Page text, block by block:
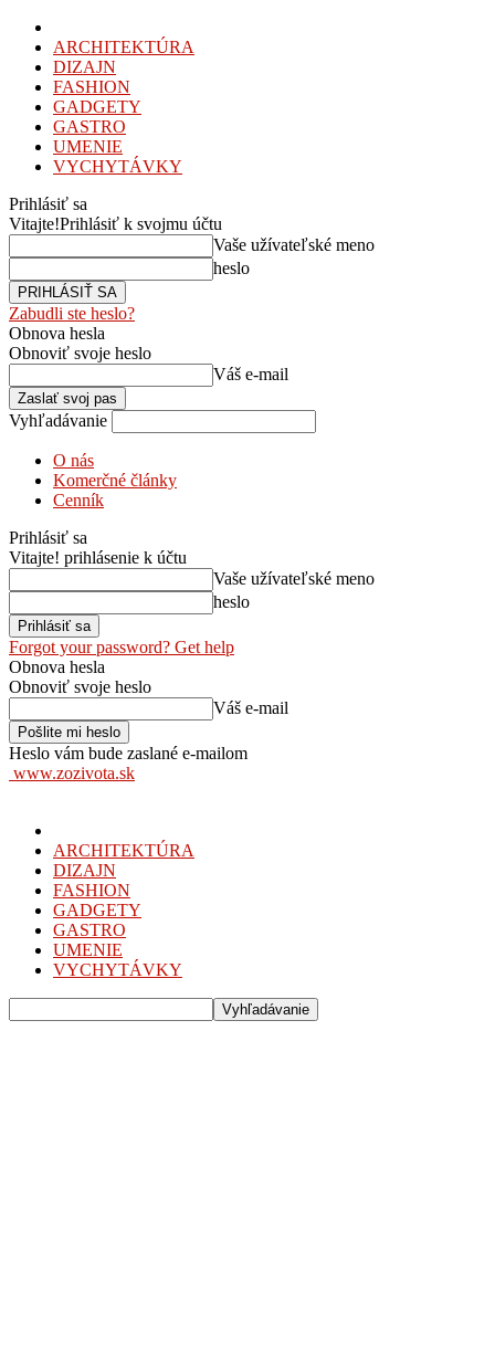
ARCHITEKTÚRA
DIZAJN
FASHION
GADGETY
GASTRO
UMENIE
VYCHYTÁVKY
Prihlásiť sa
Vitajte!Prihlásiť k svojmu účtu
Vaše užívateľské meno
heslo
Zabudli ste heslo?
Obnova hesla
Obnoviť svoje heslo
Váš e-mail
Vyhľadávanie
O nás
Komerčné články
Cenník
Prihlásiť sa
Vitajte! prihlásenie k účtu
Vaše užívateľské meno
heslo
Forgot your password? Get help
Obnova hesla
Obnoviť svoje heslo
Váš e-mail
Heslo vám bude zaslané e-mailom
www.zozivota.sk
ARCHITEKTÚRA
DIZAJN
FASHION
GADGETY
GASTRO
UMENIE
VYCHYTÁVKY